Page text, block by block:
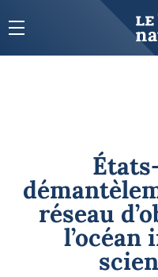
réseau
l’océan